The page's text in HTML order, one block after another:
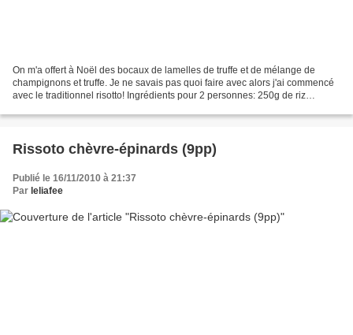
On m'a offert à Noël des bocaux de lamelles de truffe et de mélange de
champignons et truffe. Je ne savais pas quoi faire avec alors j'ai commencé
avec le traditionnel risotto! Ingrédients pour 2 personnes: 250g de riz
Rissoto chèvre-épinards (9pp)
Publié le 16/11/2010 à 21:37
Par leliafee